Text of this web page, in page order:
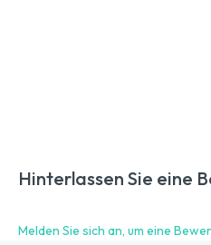
Hinterlassen Sie eine
Melden Sie sich an, um eine